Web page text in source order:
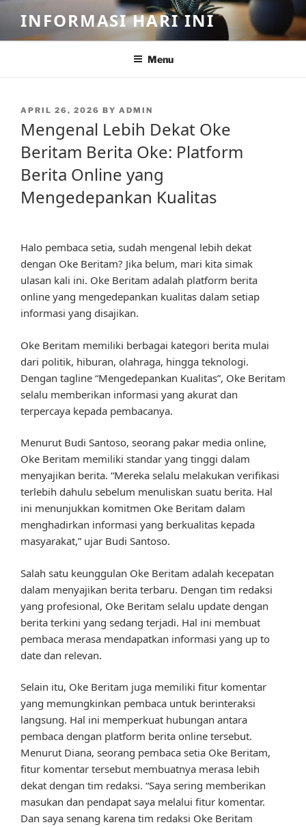
content
INFORMASI HARI INI
Menu
POSTED
APRIL 26, 2026 BY ADMIN
Mengenal Lebih Dekat Oke
Beritam Berita Oke: Platform
Berita Online yang
Mengedepankan Kualitas
Halo pembaca setia, sudah mengenal lebih dekat
dengan Oke Beritam? Jika belum, mari kita simak
ulasan kali ini. Oke Beritam adalah platform berita
online yang mengedepankan kualitas dalam setiap
informasi yang disajikan.
Oke Beritam memiliki berbagai kategori berita mulai
dari politik, hiburan, olahraga, hingga teknologi.
Dengan tagline “Mengedepankan Kualitas”, Oke Beritam
selalu memberikan informasi yang akurat dan
terpercaya kepada pembacanya.
Menurut Budi Santoso, seorang pakar media online,
Oke Beritam memiliki standar yang tinggi dalam
menyajikan berita. “Mereka selalu melakukan verifikasi
terlebih dahulu sebelum menuliskan suatu berita. Hal
ini menunjukkan komitmen Oke Beritam dalam
menghadirkan informasi yang berkualitas kepada
masyarakat,” ujar Budi Santoso.
Salah satu keunggulan Oke Beritam adalah kecepatan
dalam menyajikan berita terbaru. Dengan tim redaksi
yang profesional, Oke Beritam selalu update dengan
berita terkini yang sedang terjadi. Hal ini membuat
pembaca merasa mendapatkan informasi yang up to
date dan relevan.
Selain itu, Oke Beritam juga memiliki fitur komentar
yang memungkinkan pembaca untuk berinteraksi
langsung. Hal ini memperkuat hubungan antara
pembaca dengan platform berita online tersebut.
Menurut Diana, seorang pembaca setia Oke Beritam,
fitur komentar tersebut membuatnya merasa lebih
dekat dengan tim redaksi. “Saya sering memberikan
masukan dan pendapat saya melalui fitur komentar.
Dan saya senang karena tim redaksi Oke Beritam